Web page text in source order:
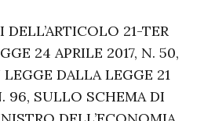
DELL’ARTICOLO 21-TER
24 APRILE 2017, N. 50,
DALLA LEGGE 21
96, SULLO SCHEMA DI